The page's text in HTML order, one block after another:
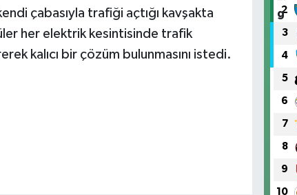
çabasıyla trafiği açtığı kavşakta
her elektrik kesintisinde trafik
kalıcı bir çözüm bulunmasını istedi.
2
3
4
5
6
7
8
9
10